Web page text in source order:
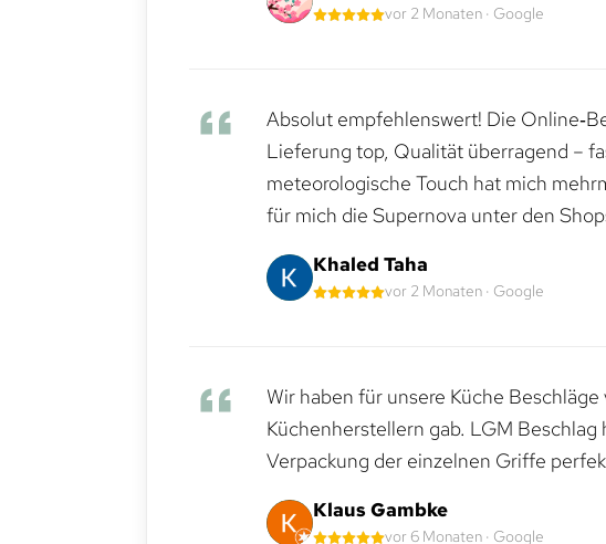
vor 2 Monaten · Google
Absolut empfehlenswert! Die
Lieferung top, Qualität überragend –
meteorologische Touch hat mich
für mich die Supernova unter den
Khaled Taha
vor 2 Monaten · Google
Wir haben für unsere Küche
Küchenherstellern gab. LGM
Verpackung der einzelnen Griffe
Klaus Gambke
vor 6 Monaten · Google